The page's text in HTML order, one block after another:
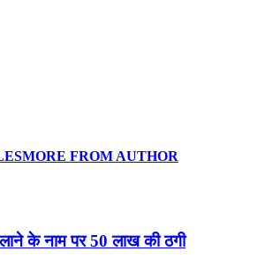
MORE FROM AUTHOR
के नाम पर 50 लाख की ठगी